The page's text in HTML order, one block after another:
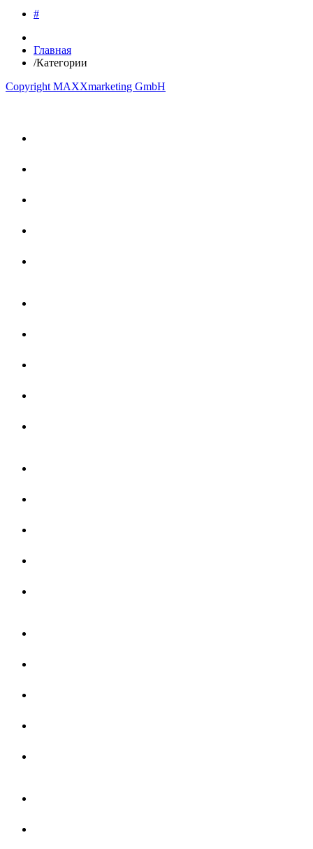
#
Главная
/Категории
Copyright MAXXmarketing GmbH